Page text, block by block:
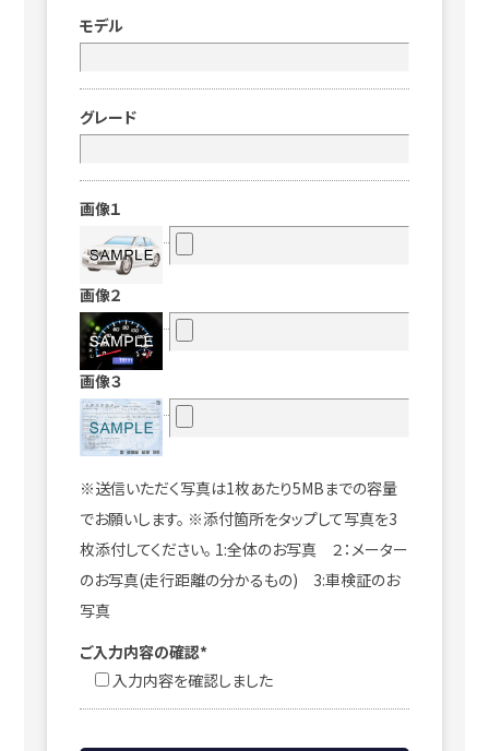
モデル
グレード
画像１
画像２
画像３
※送信いただく写真は1枚あたり5MBまでの容量
でお願いします。 ※添付箇所をタップして写真を3
枚添付してください。 1:全体のお写真 ２：メーター
のお写真(走行距離の分かるもの) 3:車検証のお
写真
ご入力内容の確認*
入力内容を確認しました